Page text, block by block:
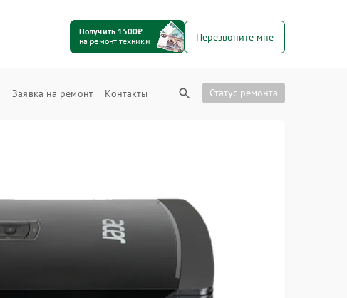
Получить 1500₽
на ремонт техники
Перезвоните мне
Заявка на ремонт Контакты Статус ремонта